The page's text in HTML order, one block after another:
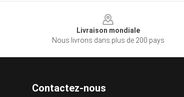
Livraison mondiale
Nous livrons dans plus de 200 pays
Contactez-nous